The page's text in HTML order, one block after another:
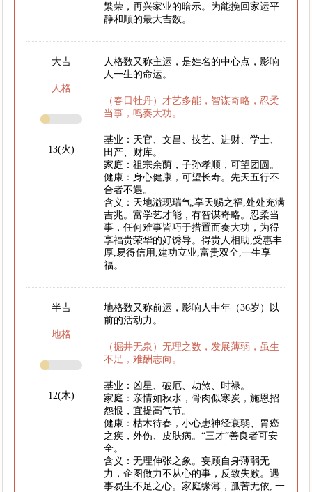
繁荣，再兴家业的暗示。为能挽回家运平
静和顺的最大吉数。
大吉
人格
13(火)
人格数又称主运，是姓名的中心点，影响
人一生的命运。
（春日牡丹）才艺多能，智谋奇略，忍柔
当事，鸣奏大功。
基业：天官、文昌、技艺、进财、学士、
田产、财库。
家庭：祖宗余荫，子孙孝顺，可望团圆。
健康：身心健康，可望长寿。先天五行不
合者不遇。
含义：天地溢现瑞气,享天赐之福,处处充满
吉兆。富学艺才能，有智谋奇略。忍柔当
事，任何难事皆巧于措置而奏大功，为得
享福贵荣华的好诱导。得贵人相助,受惠丰
厚,易得信用,建功立业,富贵双全,一生享
福。
半吉
地格
12(木)
地格数又称前运，影响人中年（36岁）以
前的活动力。
（掘井无泉）无理之数，发展薄弱，虽生
不足，难酬志向。
基业：凶星、破厄、劫煞、时禄。
家庭：亲情如秋水，骨肉似寒炭，施恩招
怨恨，宜提高气节。
健康：枯木待春，小心患神经衰弱、胃癌
之疾，外伤、皮肤病。“三才”善良者可安
全。
含义：无理伸张之象。妄顾自身薄弱无
力，企图做力不从心的事，反致失败。遇
事易生不足之心。家庭缘薄，孤苦无依, 一